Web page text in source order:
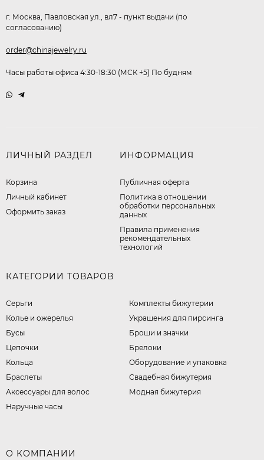
г. Москва, Павловская ул., вл7 - пункт выдачи (по
согласованию)
order@chinajewelry.ru
Часы работы офиса 4:30-18:30 (МСК +5) По будням
ЛИЧНЫЙ РАЗДЕЛ
Корзина
Личный кабинет
Оформить заказ
ИНФОРМАЦИЯ
Публичная оферта
​Политика в отношении
обработки персональных
данных
Правила применения
рекомендательных
технологий
КАТЕГОРИИ ТОВАРОВ
Серьги
Колье и ожерелья
Бусы
Цепочки
Кольца
Браслеты
Аксессуары для волос
Наручные часы
Комплекты бижутерии
Украшения для пирсинга
Броши и значки
Брелоки
Оборудование и упаковка
Свадебная бижутерия
Модная бижутерия
О КОМПАНИИ